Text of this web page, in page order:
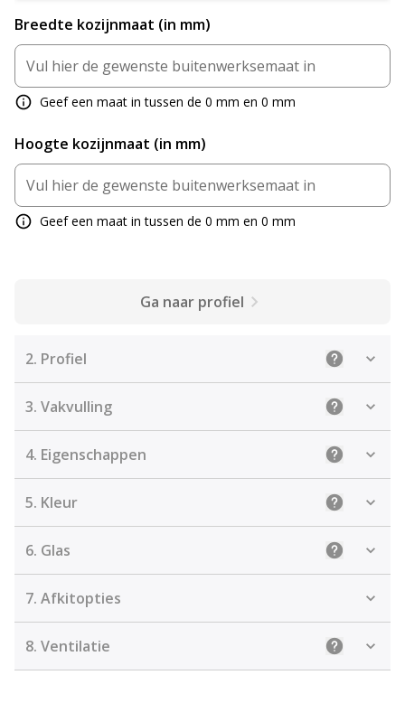
Breedte kozijnmaat (in mm)
Geef een maat in tussen de 0 mm en 0 mm
Hoogte kozijnmaat (in mm)
Geef een maat in tussen de 0 mm en 0 mm
Ga naar profiel
2. Profiel Uitleg:
3. Vakvulling Uitleg: De
4. Eigenschappen Uitleg:
5. Kleur Uitleg:
6. Glas Uitleg:
7. Afkitopties
8. Ventilatie Uitleg: